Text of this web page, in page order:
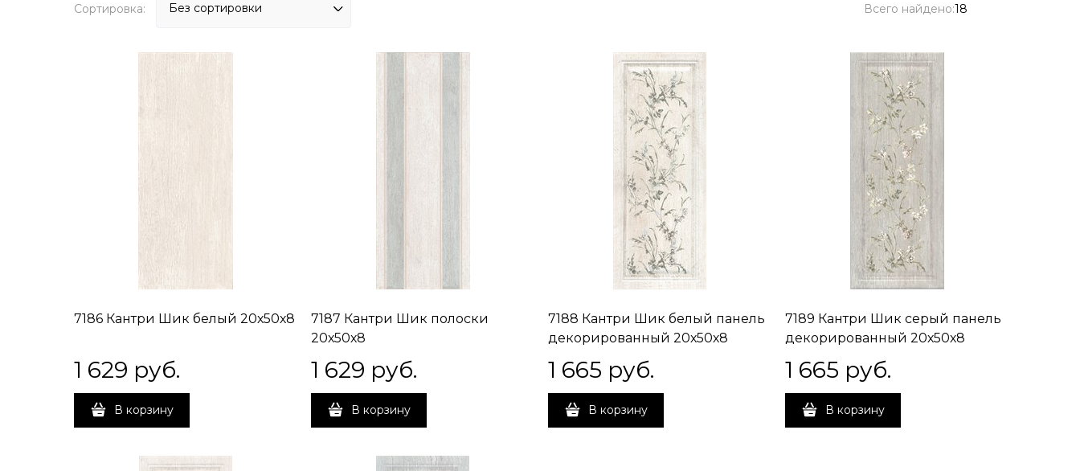
Сортировка: Всего найдено:18
7186 Кантри Шик белый 20х50х8
1 629 руб.
В корзину
7187 Кантри Шик полоски
20х50х8
1 629 руб.
В корзину
7188 Кантри Шик белый панель
декорированный 20х50х8
1 665 руб.
В корзину
7189 Кантри Шик серый панель
декорированный 20х50х8
1 665 руб.
В корзину